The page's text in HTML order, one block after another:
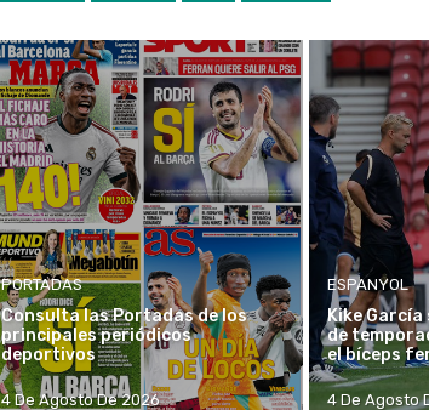
PORTADAS
Consulta las Portadas de los
principales periódicos
deportivos
4 De Agosto De 2026
ESPANYOL
Kike García
de
el bíceps
4 De Agosto